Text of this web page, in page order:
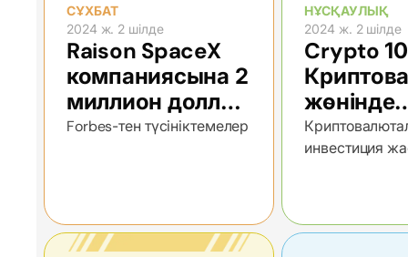
СҰХБАТ
2024 ж. 2 шілде
Raison SpaceX
компаниясына 2
миллион доллар
инвестициялады
Forbes-тен түсініктемелер
НҰСҚАУЛЫҚ
2024 ж. 2 шілде
Crypto
жөнінде
инвестиция